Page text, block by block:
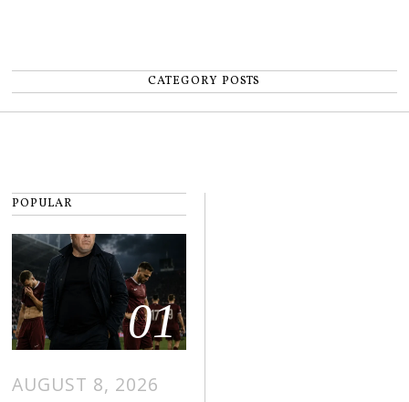
CATEGORY POSTS
POPULAR
01
AUGUST 8, 2026